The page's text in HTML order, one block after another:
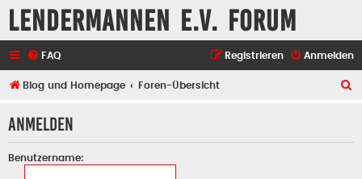
Lendermannen e.V. Forum
FAQ Anmelden
Registrieren
Blog und Homepage Foren-Übersicht
Anmelden
Benutzername: